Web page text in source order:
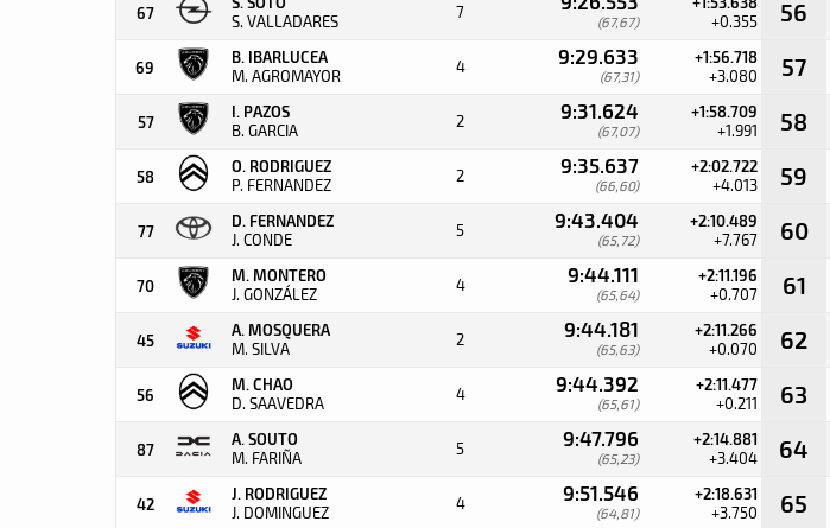
67 S. VALLADARES 7 (67,67) +0.355 56
69
B. IBARLUCEA
M. AGROMAYOR 4 9:29.633
(67,31)
+1:56.718
+3.080 57
57
I. PAZOS
B. GARCIA 2 9:31.624
(67,07)
+1:58.709
+1.991 58
58
O. RODRIGUEZ
P. FERNANDEZ 2 9:35.637
(66,60)
+2:02.722
+4.013 59
77
D. FERNANDEZ
J. CONDE 5 9:43.404
(65,72)
+2:10.489
+7.767 60
70
M. MONTERO
J. GONZÁLEZ 4 9:44.111
(65,64)
+2:11.196
+0.707 61
45
A. MOSQUERA
M. SILVA 2 9:44.181
(65,63)
+2:11.266
+0.070 62
56
M. CHAO
D. SAAVEDRA 4 9:44.392
(65,61)
+2:11.477
+0.211 63
87
A. SOUTO
M. FARIÑA 5 9:47.796
(65,23)
+2:14.881
+3.404 64
42
J. RODRIGUEZ
J. DOMINGUEZ 4 9:51.546
(64,81)
+2:18.631
+3.750 65